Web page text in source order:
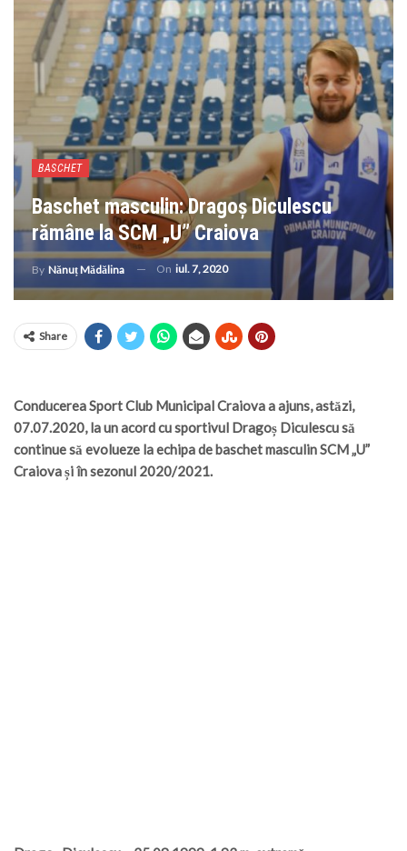
BASCHET
Baschet masculin: Dragoș Diculescu
rămâne la SCM „U” Craiova
By Nănuț Mădălina On iul. 7, 2020
Share
Conducerea Sport Club Municipal Craiova a ajuns, astăzi,
07.07.2020, la un acord cu sportivul Dragoș Diculescu să
continue să evolueze la echipa de baschet masculin SCM „U”
Craiova și în sezonul 2020/2021.